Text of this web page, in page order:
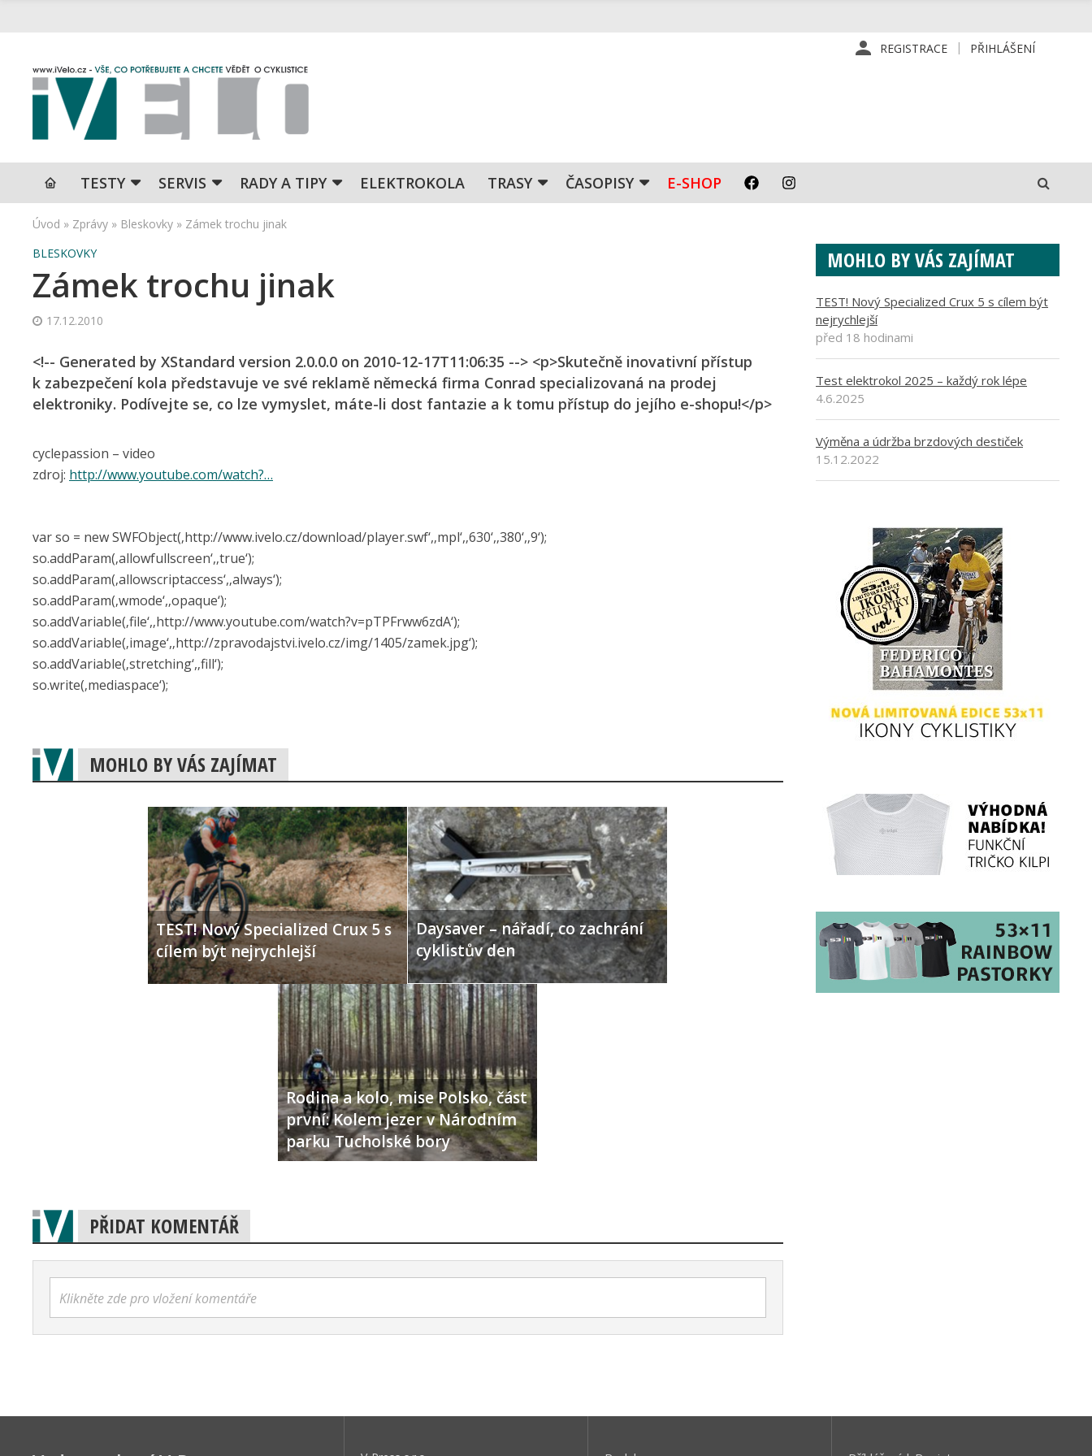
REGISTRACE PŘIHLÁŠENÍ
TESTY SERVIS RADY A TIPY ELEKTROKOLA TRASY ČASOPISY E-SHOP
Úvod » Zprávy » Bleskovky » Zámek trochu jinak
BLESKOVKY
Zámek trochu jinak
17.12.2010
<!-- Generated by XStandard version 2.0.0.0 on 2010-12-17T11:06:35 --> <p>Skutečně inovativní přístup
k zabezpečení kola představuje ve své reklamě německá firma Conrad specializovaná na prodej
elektroniky. Podívejte se, co lze vymyslet, máte-li dost fantazie a k tomu přístup do jejího e-shopu!</p>
cyclepassion – video
zdroj: http://www.youtube.com/watch?…
var so = new SWFObject(‚http://ww­w.ivelo.cz/dow­nload/player.swf‘,‚mpl‘,­‚630‘,‚380‘,‚9‘);
so.addParam(‚a­llowfullscreen‘,‚tru­e‘);
so.addParam(‚a­llowscriptacces­s‘,‚always‘);
so.addParam(‚wmo­de‘,‚opaque‘);
so.addVariable(‚fi­le‘,‚http://www­.youtube.com/wat­ch?v=pTPFrww6zdA‘);
so.addVariable(‚i­mage‘,‚http://­zpravodajstvi­.ivelo.cz/img/1405/za­mek.jpg‘);
so.addVariable(‚stret­ching‘,‚fill‘);
so.write(‚medi­aspace‘);
MOHLO BY VÁS ZAJÍMAT
TEST! Nový Specialized Crux 5 s
cílem být nejrychlejší
Daysaver – nářadí, co zachrání
cyklistův den
Rodina a kolo, mise Polsko, část
první: Kolem jezer v Národním
parku Tucholské bory
PŘIDAT KOMENTÁŘ
Klikněte zde pro vložení komentáře
MOHLO BY VÁS ZAJÍMAT
TEST! Nový Specialized Crux 5 s cílem být
nejrychlejší
před 18 hodinami
Test elektrokol 2025 – každý rok lépe
4.6.2025
Výměna a údržba brzdových destiček
15.12.2022